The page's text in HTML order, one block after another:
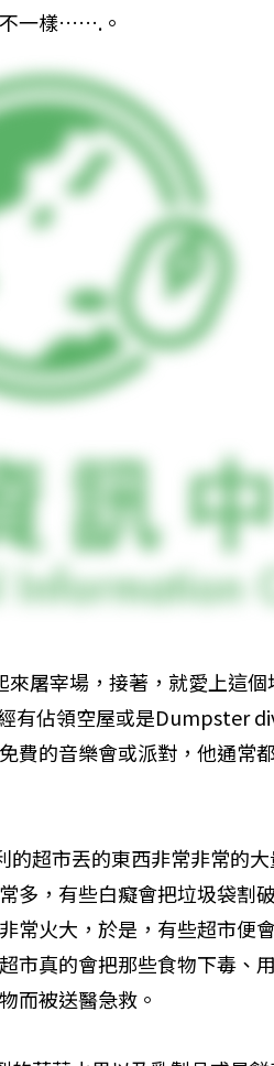
一樣…….。
屠宰場，接著，就愛上這
有佔領空屋或是Dumpster
費的音樂會或派對，他通常
超市丟的東西非常非常的
多，有些白癡會把垃圾袋割
常火大，於是，有些超市便
真的會把那些食物下毒、
而被送醫急救。